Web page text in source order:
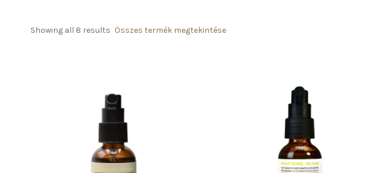
Showing all 8 results Összes termék megtekintése